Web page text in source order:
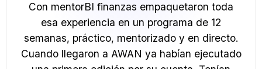
Con mentorBI finanzas empaquetaron toda
esa experiencia en un programa de 12
semanas, práctico, mentorizado y en directo.
Cuando llegaron a AWAN ya habían ejecutado